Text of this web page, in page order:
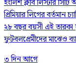
ইংলিশ ক্লাব লিস্টার
প্রিমিয়ার লিগের বর্তমান
২৮ বছর বয়সী এই তারকা
ফুটবলপ্রেমীদের মাঝেও
৩ দিন আগে